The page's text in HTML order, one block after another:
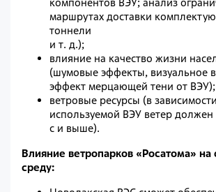
маршрутах доставки
тоннели
и т. д.);
влияние на качество жизни
(шумовые эффекты, визуальное
эффект мерцающей тени от ВЭУ);
ветровые ресурсы (в
используемой ВЭУ ветер
с и выше).
Влияние ветропарков «Росатома»
среду: